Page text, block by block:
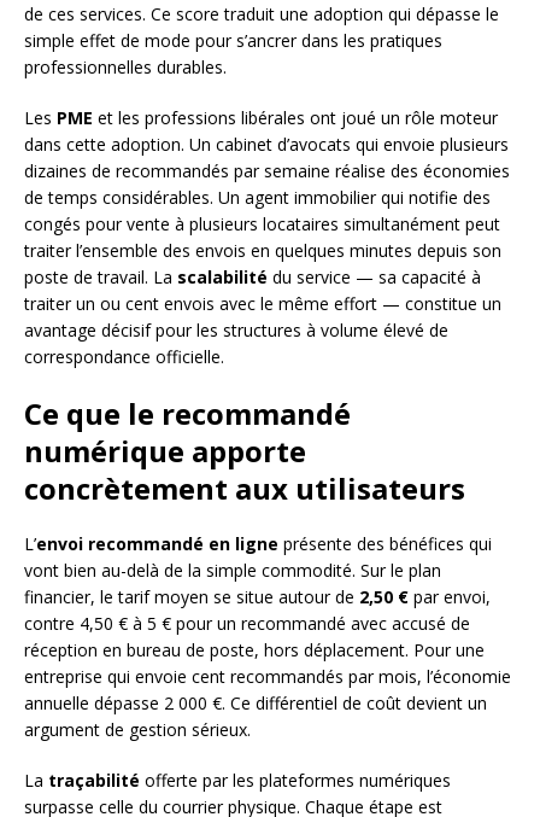
de ces services. Ce score traduit une adoption qui dépasse le
simple effet de mode pour s’ancrer dans les pratiques
professionnelles durables.
Les PME et les professions libérales ont joué un rôle moteur
dans cette adoption. Un cabinet d’avocats qui envoie plusieurs
dizaines de recommandés par semaine réalise des économies
de temps considérables. Un agent immobilier qui notifie des
congés pour vente à plusieurs locataires simultanément peut
traiter l’ensemble des envois en quelques minutes depuis son
poste de travail. La scalabilité du service — sa capacité à
traiter un ou cent envois avec le même effort — constitue un
avantage décisif pour les structures à volume élevé de
correspondance officielle.
Ce que le recommandé
numérique apporte
concrètement aux utilisateurs
L’envoi recommandé en ligne présente des bénéfices qui
vont bien au-delà de la simple commodité. Sur le plan
financier, le tarif moyen se situe autour de 2,50 € par envoi,
contre 4,50 € à 5 € pour un recommandé avec accusé de
réception en bureau de poste, hors déplacement. Pour une
entreprise qui envoie cent recommandés par mois, l’économie
annuelle dépasse 2 000 €. Ce différentiel de coût devient un
argument de gestion sérieux.
La traçabilité offerte par les plateformes numériques
surpasse celle du courrier physique. Chaque étape est